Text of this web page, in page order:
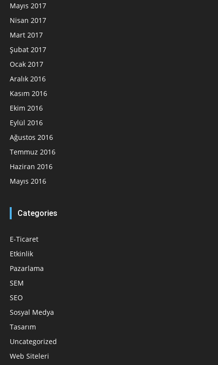
Mayıs 2017
Nisan 2017
Mart 2017
Şubat 2017
Ocak 2017
Aralık 2016
Kasım 2016
Ekim 2016
Eylül 2016
Ağustos 2016
Temmuz 2016
Haziran 2016
Mayıs 2016
Categories
E-Ticaret
Etkinlik
Pazarlama
SEM
SEO
Sosyal Medya
Tasarım
Uncategorized
Web Siteleri